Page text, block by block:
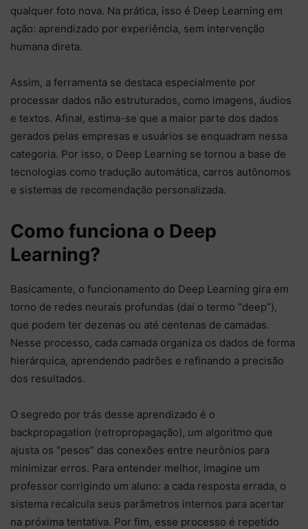
qualquer foto nova. Na prática, isso é Deep Learning em
ação: aprendizado por experiência, sem intervenção
humana direta.
Assim, a ferramenta se destaca especialmente por
processar dados não estruturados, como imagens, áudios
e textos. Afinal, estima-se que a maior parte dos dados
gerados pelas empresas e usuários se enquadram nessa
categoria. Por isso, o Deep Learning se tornou a base de
tecnologias como tradução automática, carros autônomos
e sistemas de recomendação personalizada.
Como funciona o Deep
Learning?
Basicamente, o funcionamento do Deep Learning gira em
torno de redes neurais profundas (daí o termo “deep”),
que podem ter dezenas ou até centenas de camadas.
Nesse processo, cada camada organiza os dados de forma
hierárquica, aprendendo padrões e refinando a precisão
dos resultados.
O segredo por trás desse aprendizado é o
backpropagation (retropropagação), um algoritmo que
ajusta os “pesos” das conexões entre neurônios para
minimizar erros. Para entender melhor, imagine um
professor corrigindo um aluno: a cada resposta errada, o
sistema recalcula seus parâmetros internos para acertar
na próxima tentativa. Por fim, esse processo é repetido